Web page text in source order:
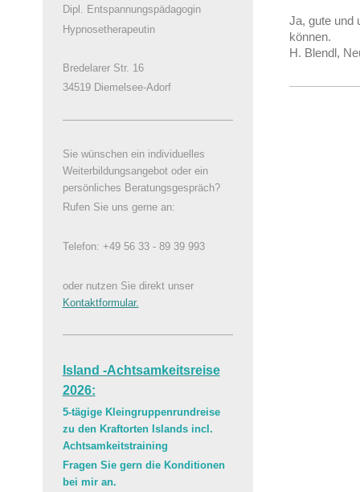
Ja, gute und
können.
H. Blendl,
Dipl. Entspannungspädagogin
Hypnosetherapeutin
Bredelarer Str. 16
34519 Diemelsee-Adorf
Sie wünschen ein individuelles
Weiterbildungsangebot oder ein
persönliches Beratungsgespräch?
Rufen Sie uns gerne an:
Telefon: +49 56 33 - 89 39 993
oder nutzen Sie direkt unser
Kontaktformular.
Island -Achtsamkeitsreise
2026:
5-tägige Kleingruppenrundreise
zu den Kraftorten Islands incl.
Achtsamkeitstraining
Fragen Sie gern die Konditionen
bei mir an.